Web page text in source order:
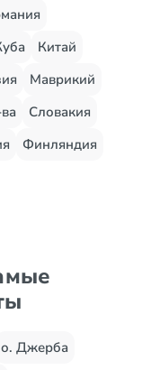
Китай
Маврикий
Словакия
Финляндия
о. Джерба